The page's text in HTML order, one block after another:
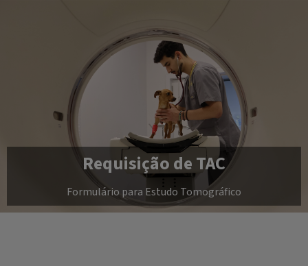
Requisição de TAC
Formulário para Estudo Tomográfico